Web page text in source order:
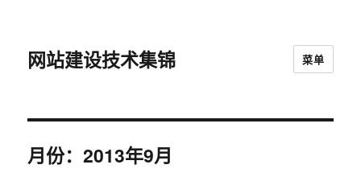
网站建设技术集锦 菜单
月份：2013年9月